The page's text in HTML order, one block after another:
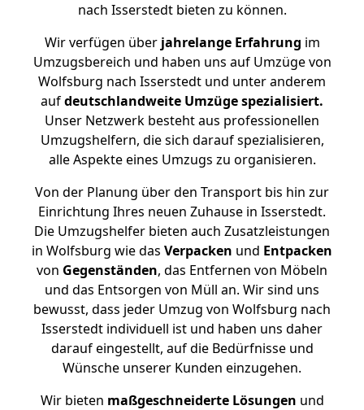
nach Isserstedt bieten zu können.
Wir verfügen überjahrelange Erfahrung im
Umzugsbereich und haben uns auf Umzüge von
Wolfsburg nach Isserstedt und unter anderem
aufdeutschlandweite Umzüge spezialisiert.
Unser Netzwerk besteht aus professionellen
Umzugshelfern, die sich darauf spezialisieren,
alle Aspekte eines Umzugs zu organisieren.
Von der Planung über den Transport bis hin zur
Einrichtung Ihres neuen Zuhause in Isserstedt.
Die Umzugshelfer bieten auch Zusatzleistungen
in Wolfsburg wie das Verpacken und Entpacken
von Gegenständen, das Entfernen von Möbeln
und das Entsorgen von Müll an. Wir sind uns
bewusst, dass jeder Umzug von Wolfsburg nach
Isserstedt individuell ist und haben uns daher
darauf eingestellt, auf die Bedürfnisse und
Wünsche unserer Kunden einzugehen.
Wir bieten maßgeschneiderte Lösungen und